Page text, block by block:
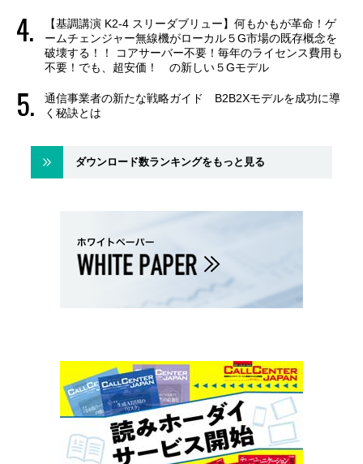
【基調講演 K2-4 スリーダブリュー】何もかもが革命！ゲ
ームチェンジャー無線機がローカル５G市場の既存概念を
破壊する！！ コアサーバー不要！毎年のライセンス費用も
不要！でも、超安価！ の新しい５Gモデル
通信事業者の新たな戦略ガイド B2B2Xモデルを成功に導
く秘訣とは
ダウンロード数ランキングをもっと見る